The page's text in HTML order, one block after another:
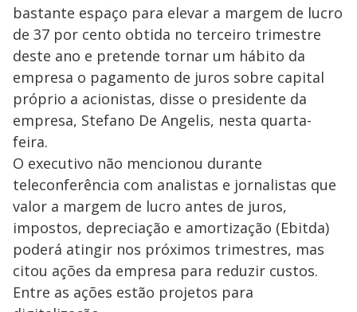
bastante espaço para elevar a margem de lucro
de 37 por cento obtida no terceiro trimestre
deste ano e pretende tornar um hábito da
empresa o pagamento de juros sobre capital
próprio a acionistas, disse o presidente da
empresa, Stefano De Angelis, nesta quarta-
feira.
O executivo não mencionou durante
teleconferência com analistas e jornalistas que
valor a margem de lucro antes de juros,
impostos, depreciação e amortização (Ebitda)
poderá atingir nos próximos trimestres, mas
citou ações da empresa para reduzir custos.
Entre as ações estão projetos para